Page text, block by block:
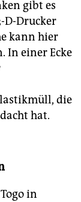
gibt es
D-Drucker
kann hier
In einer Ecke
die
hat.
in